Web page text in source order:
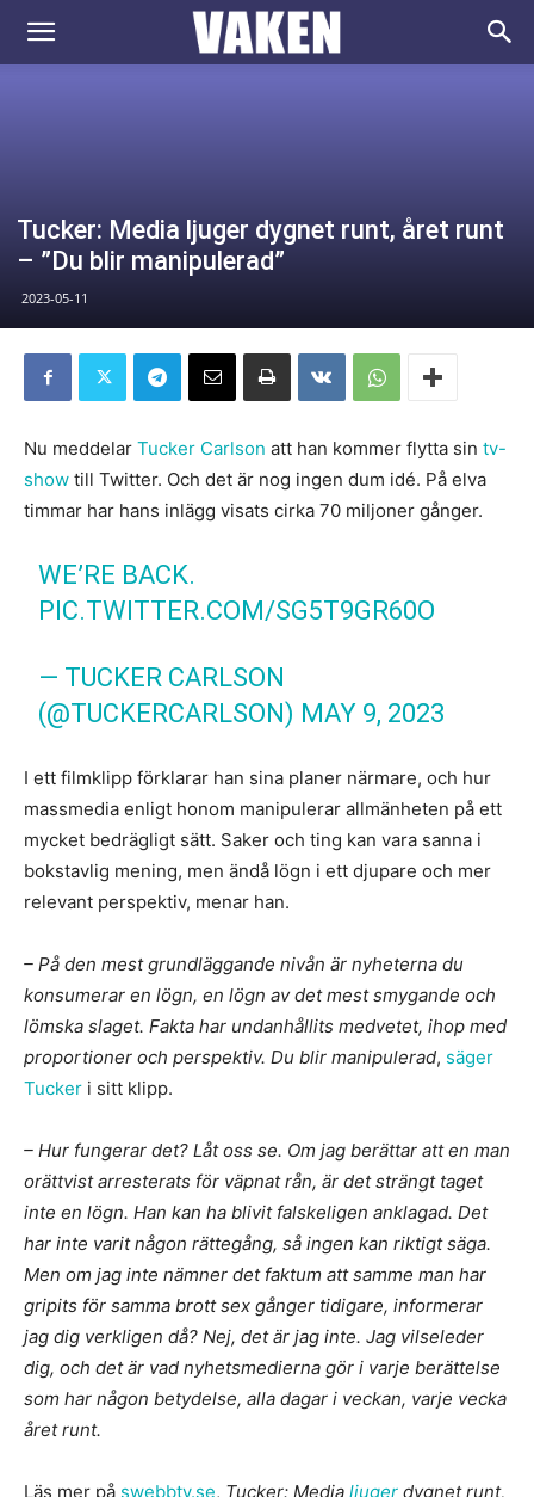
VAKEN.se
Tucker: Media ljuger dygnet runt, året runt
– ”Du blir manipulerad”
2023-05-11
Nu meddelar Tucker Carlson att han kommer flytta sin tv-
show till Twitter. Och det är nog ingen dum idé. På elva
timmar har hans inlägg visats cirka 70 miljoner gånger.
WE’RE BACK.
PIC.TWITTER.COM/SG5T9GR60O
— TUCKER CARLSON
(@TUCKERCARLSON) MAY 9, 2023
I ett filmklipp förklarar han sina planer närmare, och hur
massmedia enligt honom manipulerar allmänheten på ett
mycket bedrägligt sätt. Saker och ting kan vara sanna i
bokstavlig mening, men ändå lögn i ett djupare och mer
relevant perspektiv, menar han.
– På den mest grundläggande nivån är nyheterna du
konsumerar en lögn, en lögn av det mest smygande och
lömska slaget. Fakta har undanhållits medvetet, ihop med
proportioner och perspektiv. Du blir manipulerad, säger
Tucker i sitt klipp.
– Hur fungerar det? Låt oss se. Om jag berättar att en man
orättvist arresterats för väpnat rån, är det strängt taget
inte en lögn. Han kan ha blivit falskeligen anklagad. Det
har inte varit någon rättegång, så ingen kan riktigt säga.
Men om jag inte nämner det faktum att samme man har
gripits för samma brott sex gånger tidigare, informerar
jag dig verkligen då? Nej, det är jag inte. Jag vilseleder
dig, och det är vad nyhetsmedierna gör i varje berättelse
som har någon betydelse, alla dagar i veckan, varje vecka
året runt.
Läs mer på swebbtv.se, Tucker: Media ljuger dygnet runt,